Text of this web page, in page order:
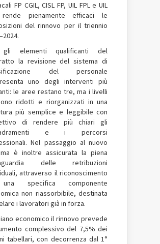
FP CGIL, CISL FP, UIL FPL e UIL
pienamente efficaci le
del rinnovo per il triennio
elementi qualificanti del
la revisione del sistema di
del personale
uno degli interventi più
le aree restano tre, ma i livelli
ridotti e riorganizzati in una
più semplice e leggibile con
di rendere più chiari gli
e i percorsi
Nel passaggio al nuovo
è inoltre assicurata la piena
delle retribuzioni
attraverso il riconoscimento
specifica componente
non riassorbibile, destinata
i lavoratori già in forza.
economico il rinnovo prevede
complessivo del 7,5% dei
tabellari, con decorrenza dal 1°